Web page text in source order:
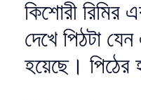
কিশোরী রিমির
দেখে পিঠটা
হয়েছে। পিঠের